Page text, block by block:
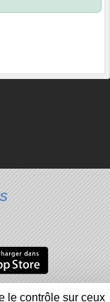
cookies
le contrôle sur ceux